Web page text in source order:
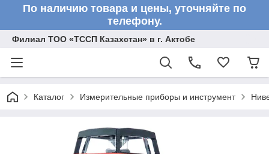
По наличию товара и цены, уточняйте по
телефону.
Филиал ТОО «ТССП Казахстан» в г. Актобе
Каталог Измерительные приборы и инструмент